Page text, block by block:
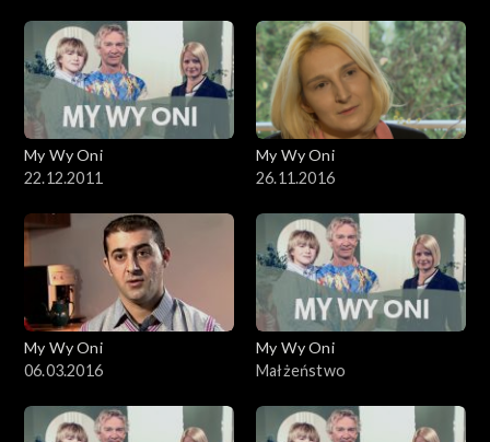
My Wy Oni
22.12.2011
My Wy Oni
26.11.2016
My Wy Oni
06.03.2016
My Wy Oni
Małżeństwo